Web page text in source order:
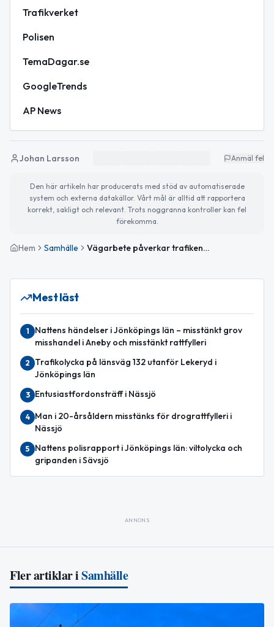
Trafikverket
Polisen
TemaDagar.se
GoogleTrends
AP News
Johan Larsson Anmäl fel
Den här artikeln har producerats med stöd av automatiserade
system och externa datakällor. Vårt mål är alltid att rapportera
korrekt, sakligt och relevant. Trots noggranna kontroller kan fel
förekomma.
Hem Samhälle Vägarbete påverkar trafiken – Internationella heraldikdagen uppmärksammas
Mest läst
1
Nattens händelser i Jönköpings län – misstänkt grov
misshandel i Aneby och misstänkt rattfylleri
2
Trafikolycka på länsväg 132 utanför Lekeryd i
Jönköpings län
3 Entusiastfordonsträff i Nässjö
4
Man i 20-årsåldern misstänks för drograttfylleri i
Nässjö
5
Nattens polisrapport i Jönköpings län: viltolycka och
gripanden i Sävsjö
ANNONS
Fler artiklar iSamhälle